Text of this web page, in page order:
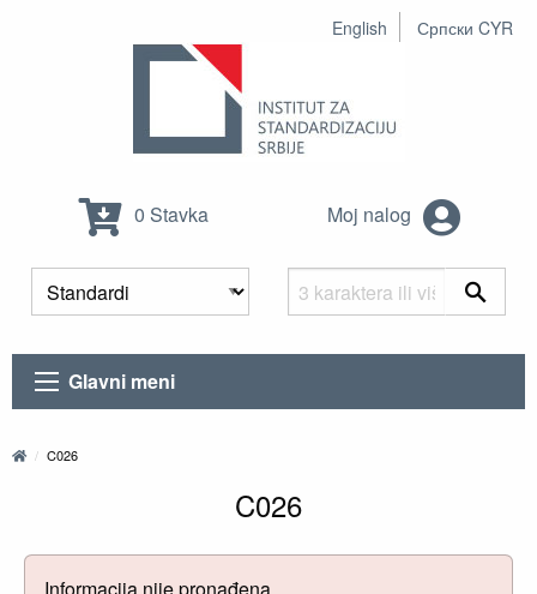
English Српски CYR
0 Stavka Moj nalog
Glavni meni
C026
C026